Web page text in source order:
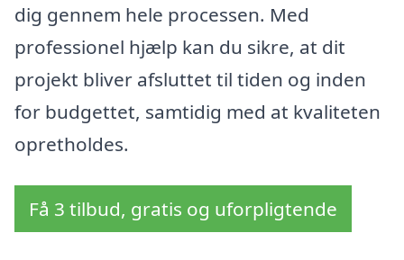
dig gennem hele processen. Med
professionel hjælp kan du sikre, at dit
projekt bliver afsluttet til tiden og inden
for budgettet, samtidig med at kvaliteten
opretholdes.
Få 3 tilbud, gratis og uforpligtende